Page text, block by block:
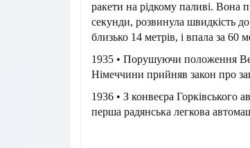
ракети на рідкому паливі. Вона
секунди, розвинула швидкість
близько 14 метрів, і впала за 60
1935 • Порушуючи положення
Німеччини прийняв закон про
1936 • З конвеєра Горківського
перша радянська легкова